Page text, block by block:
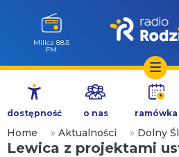
Przejdź
treści
Milicz 88.5
FM
dostępność o nas ramówka
Home » Aktualności » Dolny
Lewica z projektami